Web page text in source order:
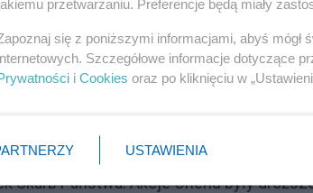
Skarb Państwa. Akcje Orlenu były
przetwarzaniu. Preferencje będą miały
się z poniższymi informacjami, abyś
Szczegółowe informacje dotyczące
i Cookies oraz po kliknięciu w
USTAWIENIA